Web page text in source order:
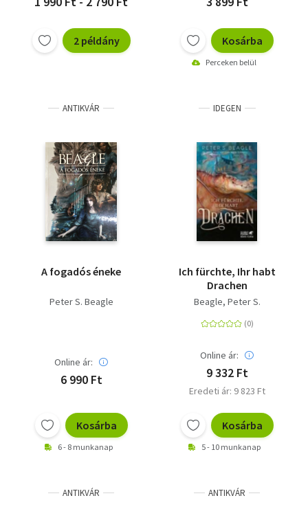
2 példány Kosárba
Perceken belül
ANTIKVÁR
A fogadós éneke
Peter S. Beagle
Online ár:
6 990 Ft
Kosárba
6 - 8 munkanap
IDEGEN
Ich fürchte, Ihr habt
Drachen
Beagle, Peter S.
Online ár:
9 332 Ft
Eredeti ár: 9 823 Ft
Kosárba
5 - 10 munkanap
ANTIKVÁR ANTIKVÁR